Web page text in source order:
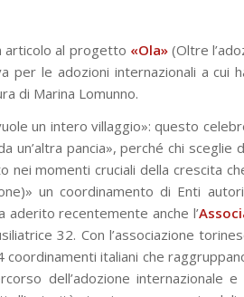
articolo al progetto «Ola»(Oltre
per le adozioni internazionali a cui
di Marina Lomunno.
un intero villaggio»: questo
un’altra pancia», perché chi
momenti cruciali della crescita
un coordinamento di Enti
aderito recentemente anche l’
32. Con l’associazione
coordinamenti italiani che
dell’adozione internazionale